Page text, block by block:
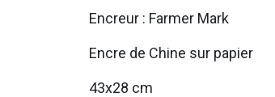
Encreur : Farmer Mark
Encre de Chine sur papier
43x28 cm